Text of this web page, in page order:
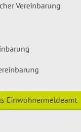
Vereinbarung
Einwohnermeldeamt